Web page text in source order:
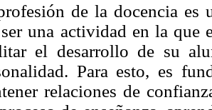
de la docencia es
una actividad en la que
el desarrollo de su
Para esto, es
relaciones de